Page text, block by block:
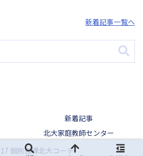
新着記事一覧へ
新着記事
北大家庭教師センター
個別指導北大コーチ.